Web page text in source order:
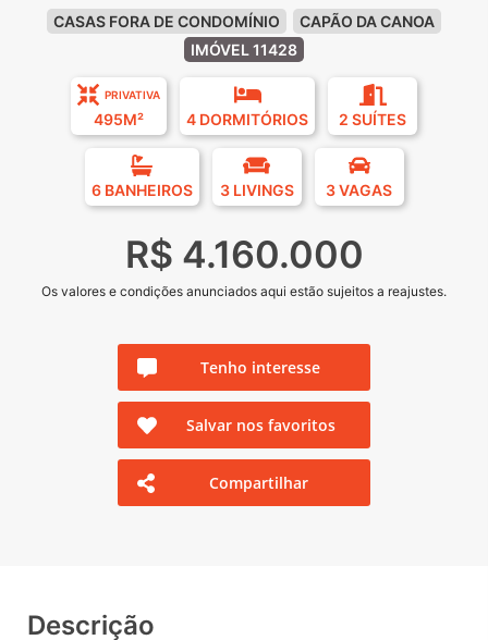
CASAS FORA DE CONDOMÍNIO
CAPÃO DA CANOA
IMÓVEL 11428
PRIVATIVA
495M² 4 DORMITÓRIOS 2 SUÍTES
6 BANHEIROS 3 LIVINGS 3 VAGAS
R$ 4.160.000
Os valores e condições anunciados aqui estão sujeitos a reajustes.
Tenho interesse
Salvar nos favoritos
Compartilhar
Descrição